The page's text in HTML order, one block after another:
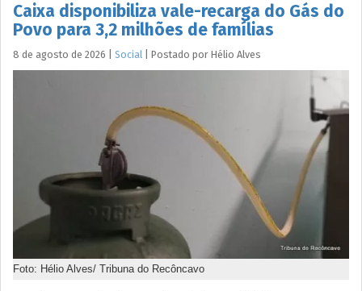
Caixa disponibiliza vale-recarga do Gás do
Povo para 3,2 milhões de famílias
8 de agosto de 2026 Social Postado por Hélio Alves
Foto: Hélio Alves/ Tribuna do Recôncavo